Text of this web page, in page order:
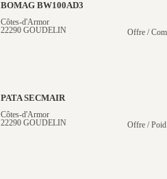
BOMAG BW100AD3
Côtes-d'Armor
22290 GOUDELIN
Offre /
PATA SECMAIR
Côtes-d'Armor
22290 GOUDELIN
Offre /